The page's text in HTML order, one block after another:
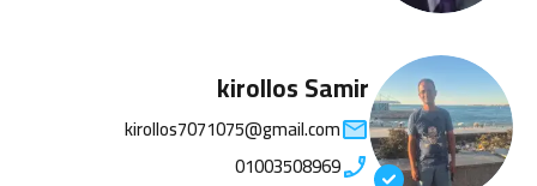
kirollos Samir
kirollos7071075@gmail.com
01003508969